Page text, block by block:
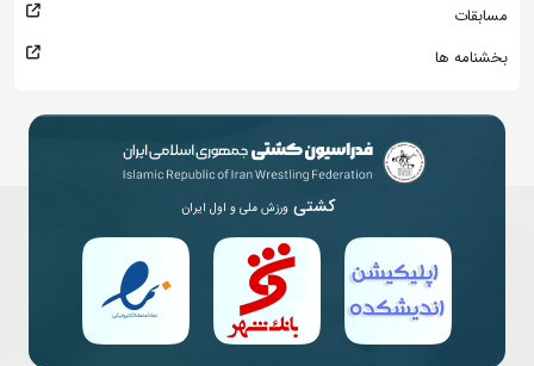
مسابقات
بخشنامه ها
کشتی ورزش ملی و اول ایران